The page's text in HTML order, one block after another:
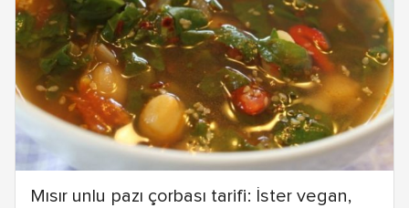
Mısır unlu pazı çorbası tarifi: İster vegan,